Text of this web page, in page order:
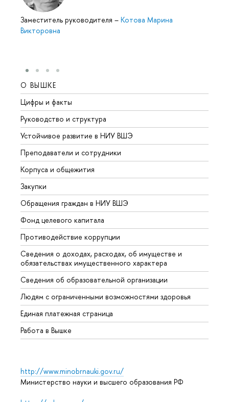
Заместитель руководителя – Котова Марина
Викторовна
О ВЫШКЕ
Цифры и факты
Руководство и структура
Устойчивое развитие в НИУ ВШЭ
Преподаватели и сотрудники
Корпуса и общежития
Закупки
Обращения граждан в НИУ ВШЭ
Фонд целевого капитала
Противодействие коррупции
Сведения о доходах, расходах, об имуществе и
обязательствах имущественного характера
Сведения об образовательной организации
Людям с ограниченными возможностями здоровья
Единая платежная страница
Работа в Вышке
http://www.minobrnauki.gov.ru/
Министерство науки и высшего образования РФ